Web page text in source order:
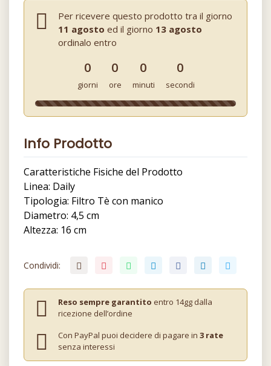
Per ricevere questo prodotto tra il giorno
11 agosto ed il giorno 13 agosto
ordinalo entro
0
giorni
0
ore
0
minuti
0
secondi
Info Prodotto
Caratteristiche Fisiche del Prodotto
Linea: Daily
Tipologia: Filtro Tè con manico
Diametro: 4,5 cm
Altezza: 16 cm
Condividi:
Reso sempre garantito entro 14gg dalla
ricezione dell’ordine
Con PayPal puoi decidere di pagare in 3 rate
senza interessi